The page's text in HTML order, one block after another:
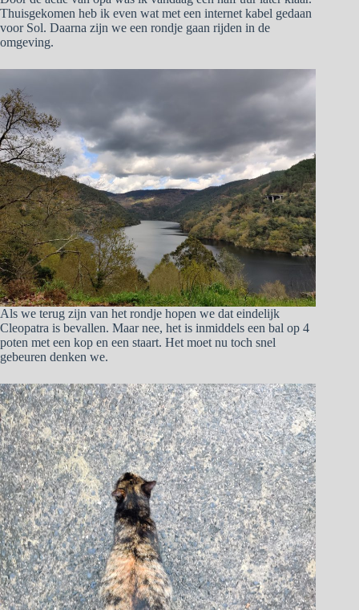
Thuisgekomen heb ik even wat met een internet kabel gedaan
voor Sol. Daarna zijn we een rondje gaan rijden in de
omgeving.
Als we terug zijn van het rondje hopen we dat eindelijk
Cleopatra is bevallen. Maar nee, het is inmiddels een bal op 4
poten met een kop en een staart. Het moet nu toch snel
gebeuren denken we.